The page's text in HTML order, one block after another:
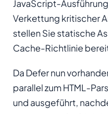
JavaScript-
Verkettung kritischer
stellen Sie statische
Cache-Richtlinie
Da Defer nun
parallel zum HTML-
und ausgeführt,